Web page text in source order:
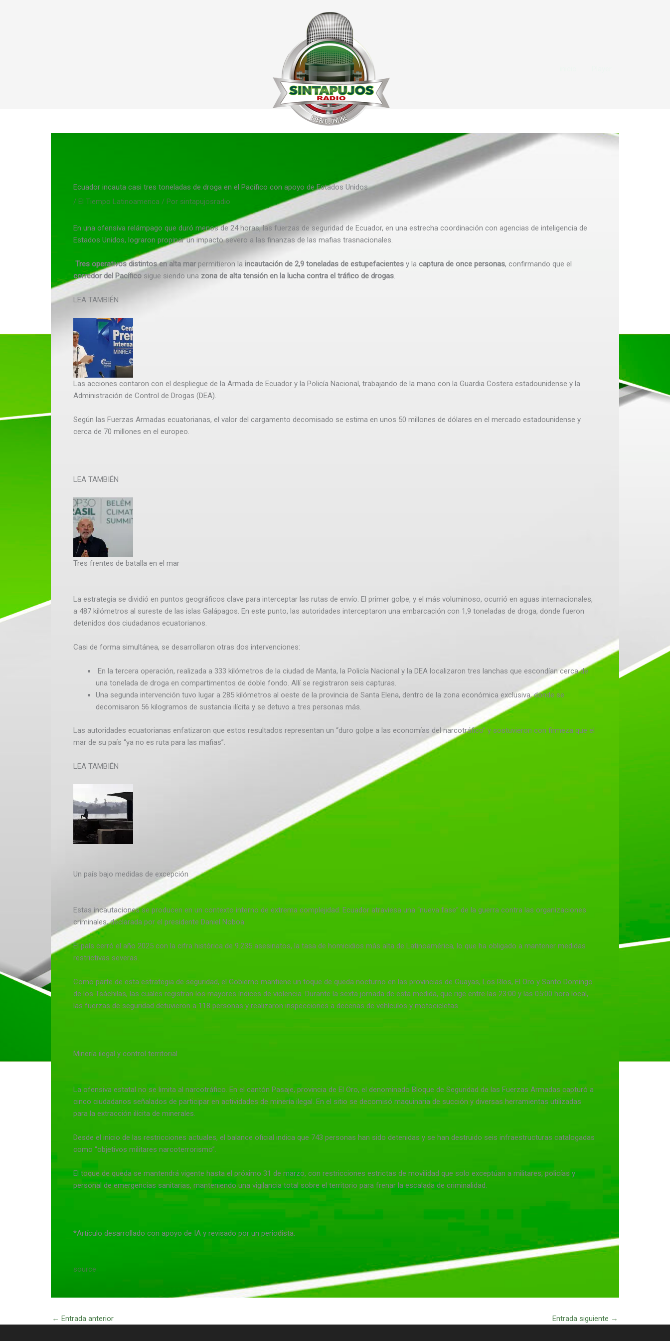
Ecuador incauta casi tres toneladas de droga en el Pacífico con apoyo de Estados Unidos
/ El Tiempo Latinoamerica / Por sintapujosradio
En una ofensiva relámpago que duró menos de 24 horas, las fuerzas de seguridad de Ecuador, en una estrecha coordinación con agencias de inteligencia de
Estados Unidos, lograron propinar un impacto severo a las finanzas de las mafias trasnacionales.
Tres operativos distintos en alta mar permitieron la incautación de 2,9 toneladas de estupefacientes y la captura de once personas, confirmando que el
corredor del Pacífico sigue siendo una zona de alta tensión en la lucha contra el tráfico de drogas.
LEA TAMBIÉN
Las acciones contaron con el despliegue de la Armada de Ecuador y la Policía Nacional, trabajando de la mano con la Guardia Costera estadounidense y la
Administración de Control de Drogas (DEA).
Según las Fuerzas Armadas ecuatorianas, el valor del cargamento decomisado se estima en unos 50 millones de dólares en el mercado estadounidense y
cerca de 70 millones en el europeo.
LEA TAMBIÉN
Tres frentes de batalla en el mar
La estrategia se dividió en puntos geográficos clave para interceptar las rutas de envío. El primer golpe, y el más voluminoso, ocurrió en aguas internacionales,
a 487 kilómetros al sureste de las islas Galápagos. En este punto, las autoridades interceptaron una embarcación con 1,9 toneladas de droga, donde fueron
detenidos dos ciudadanos ecuatorianos.
Casi de forma simultánea, se desarrollaron otras dos intervenciones:
En la tercera operación, realizada a 333 kilómetros de la ciudad de Manta, la Policía Nacional y la DEA localizaron tres lanchas que escondían cerca de
una tonelada de droga en compartimentos de doble fondo. Allí se registraron seis capturas.
Una segunda intervención tuvo lugar a 285 kilómetros al oeste de la provincia de Santa Elena, dentro de la zona económica exclusiva, donde se
decomisaron 56 kilogramos de sustancia ilícita y se detuvo a tres personas más.
Las autoridades ecuatorianas enfatizaron que estos resultados representan un “duro golpe a las economías del narcotráfico” y sostuvieron con firmeza que el
mar de su país “ya no es ruta para las mafias”.
LEA TAMBIÉN
Un país bajo medidas de excepción
Estas incautaciones se producen en un contexto interno de extrema complejidad. Ecuador atraviesa una “nueva fase” de la guerra contra las organizaciones
criminales, declarada por el presidente Daniel Noboa.
El país cerró el año 2025 con la cifra histórica de 9.235 asesinatos, la tasa de homicidios más alta de Latinoamérica, lo que ha obligado a mantener medidas
restrictivas severas.
Como parte de esta estrategia de seguridad, el Gobierno mantiene un toque de queda nocturno en las provincias de Guayas, Los Ríos, El Oro y Santo Domingo
de los Tsáchilas, las cuales registran los mayores índices de violencia. Durante la sexta jornada de esta medida, que rige entre las 23:00 y las 05:00 hora local,
las fuerzas de seguridad detuvieron a 118 personas y realizaron inspecciones a decenas de vehículos y motocicletas.
Minería ilegal y control territorial
La ofensiva estatal no se limita al narcotráfico. En el cantón Pasaje, provincia de El Oro, el denominado Bloque de Seguridad de las Fuerzas Armadas capturó a
cinco ciudadanos señalados de participar en actividades de minería ilegal. En el sitio se decomisó maquinaria de succión y diversas herramientas utilizadas
para la extracción ilícita de minerales.
Desde el inicio de las restricciones actuales, el balance oficial indica que 743 personas han sido detenidas y se han destruido seis infraestructuras catalogadas
como “objetivos militares narcoterrorismo”.
El toque de queda se mantendrá vigente hasta el próximo 31 de marzo, con restricciones estrictas de movilidad que solo exceptúan a militares, policías y
personal de emergencias sanitarias, manteniendo una vigilancia total sobre el territorio para frenar la escalada de criminalidad.
*Artículo desarrollado con apoyo de IA y revisado por un periodista.
source
← Entrada anterior Entrada siguiente →